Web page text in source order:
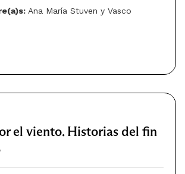
Ana María Stuven y Vasco
el viento. Historias del fin